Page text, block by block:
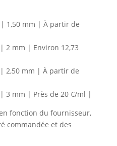
1,50 mm | À partir de
2 mm | Environ 12,73
2,50 mm | À partir de
3 mm | Près de 20 €/ml |
fonction du fournisseur,
commandée et des